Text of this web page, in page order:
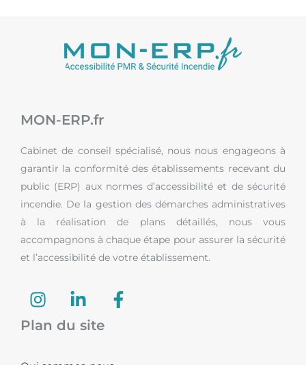
MON-ERP.fr
Cabinet de conseil spécialisé, nous nous engageons à
garantir la conformité des établissements recevant du
public (ERP) aux normes d’accessibilité et de sécurité
incendie. De la gestion des démarches administratives
à la réalisation de plans détaillés, nous vous
accompagnons à chaque étape pour assurer la sécurité
et l’accessibilité de votre établissement.
I
n
s
a
i
n
F
a
Plan du site